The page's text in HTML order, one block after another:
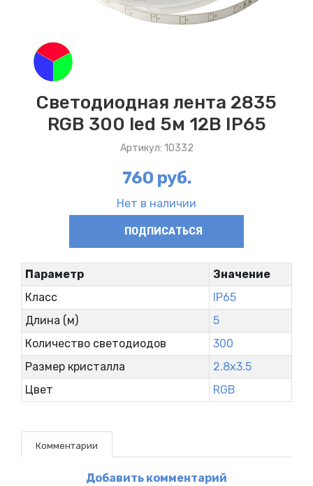
Светодиодная лента 2835
RGB 300 led 5м 12В IP65
Артикул: 10332
760 руб.
Нет в наличии
ПОДПИСАТЬСЯ
Параметр
Значение
Класс
IP65
Длина (м)
5
Количество светодиодов
300
Размер кристалла
2.8x3.5
Цвет
RGB
Комментарии
Добавить комментарий